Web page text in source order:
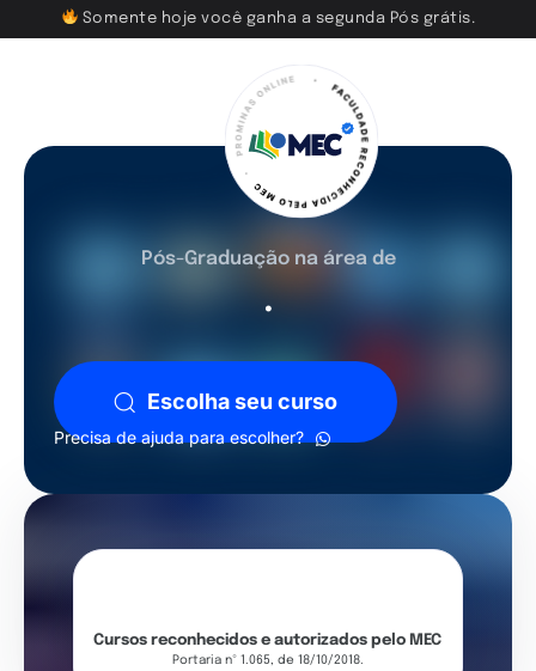
Somente hoje você ganha a segunda Pós grátis.
Pós-Graduação na área de
.
Escolha seu curso
Precisa de ajuda para escolher?
Cursos reconhecidos e autorizados pelo MEC
Portaria nº 1.065, de 18/10/2018.